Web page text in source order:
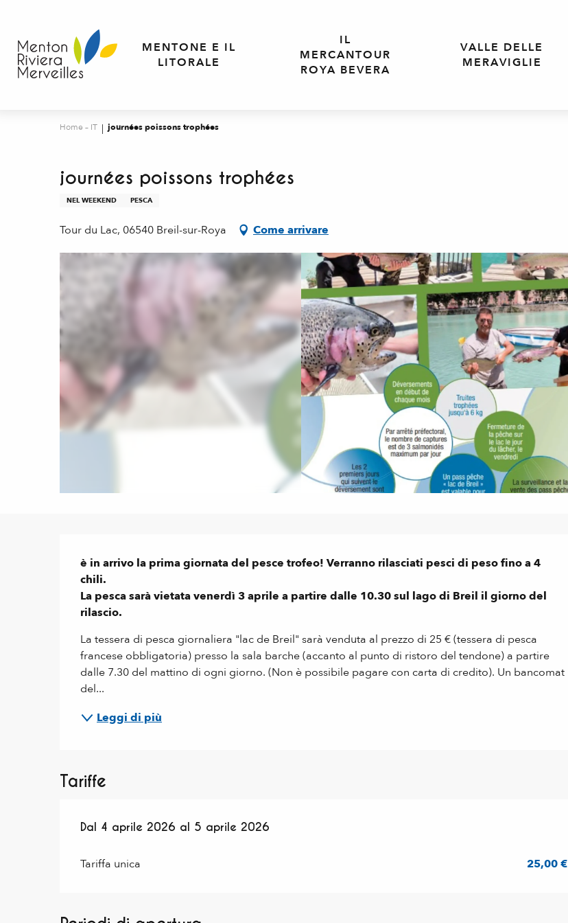
contenu
principal
MENTONE E IL
LITORALE
IL
MERCANTOUR
ROYA BEVERA
VALLE DELLE
MERAVIGLIE
Home – IT journées poissons trophées
journées poissons trophées
NEL WEEKEND PESCA
Tour du Lac, 06540 Breil-sur-Roya Come arrivare
Descrizione
è in arrivo la prima giornata del pesce trofeo! Verranno rilasciati pesci di peso fino a 4
chili.
La pesca sarà vietata venerdì 3 aprile a partire dalle 10.30 sul lago di Breil il giorno del
rilascio.
La tessera di pesca giornaliera "lac de Breil" sarà venduta al prezzo di 25 € (tessera di pesca
francese obbligatoria) presso la sala barche (accanto al punto di ristoro del tendone) a partire
dalle 7.30 del mattino di ogni giorno. (Non è possibile pagare con carta di credito). Un bancomat
del...
Leggi di più
Tariffe
Dal 4 aprile 2026 al 5 aprile 2026
Dal 4 aprile 2026 al 5 aprile 2026
Tariffa unica 25,00 €